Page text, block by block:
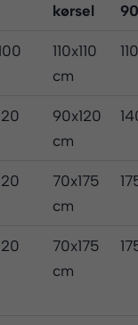
kørsel
90
110x110
cm
90x120
cm
70x175
cm
70x175
cm